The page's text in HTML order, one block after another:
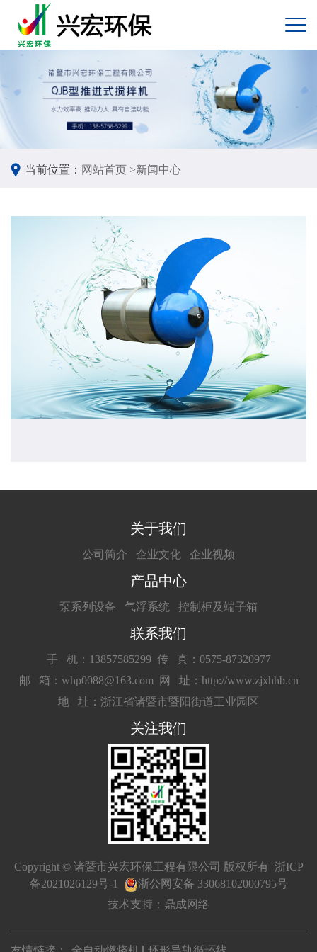
当前位置： 网站首页 >新闻中心
关于我们
公司简介 企业文化 企业视频
产品中心
泵系列设备 气浮系统 控制柜及端子箱
联系我们
手 机：13857585299 传 真：0575-87320977
邮 箱：whp0088@163.com
网 址：http://www.zjxhhb.cn
地 址：浙江省诸暨市暨阳街道工业园区
关注我们
Copyright © 诸暨市兴宏环保工程有限公司 版权所有 浙ICP
备2021026129号-1
浙公网安备 33068102000795号
技术支持：鼎成网络